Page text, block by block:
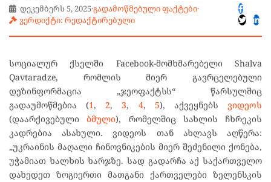
დეკემბერს 5, 2025·გადამოწმებული ფაქტები·
ვერდიქტი: რედაქტირებული
სოციალურ ქსელში Facebook-მომხმარებელი Shalva
Qavtaradze, რომლის მიერ გავრცელებული
დეზინფორმაცია „ჯეოფაქტსს“ წარსულშიც
გადაუმოწმებია (1,2,3, 4, 5), აქვეყნებს ვიდეოს
(დაარქივებულიბმული), რომელშიც სახლის ჩხრეკის
კადრებია ასახული. ვიდეოს თან ახლავს აღწერა:
„უკრაინის მაღალი ჩინოვნიკების მიერ შეძენილი ქონება,
უჭამიათ ხალხის ხარჯზე. სად გადარჩა აქ საქართველო
დახედეთ ზოგიერთი მათგანი ქართველები ზელენსკის